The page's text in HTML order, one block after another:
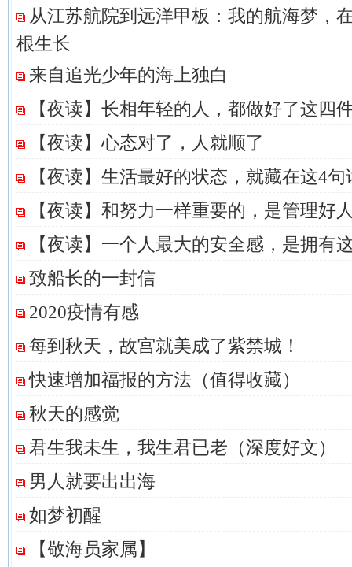
从江苏航院到远洋甲板：我的航海梦，
根生长
来自追光少年的海上独白
【夜读】长相年轻的人，都做好了这四
【夜读】心态对了，人就顺了
【夜读】生活最好的状态，就藏在这4句
【夜读】和努力一样重要的，是管理好
【夜读】一个人最大的安全感，是拥有
致船长的一封信
2020疫情有感
每到秋天，故宫就美成了紫禁城！
快速增加福报的方法（值得收藏）
秋天的感觉
君生我未生，我生君已老（深度好文）
男人就要出出海
如梦初醒
【敬海员家属】